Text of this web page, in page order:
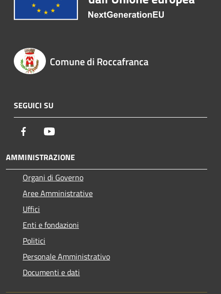
Comune di Roccafranca
SEGUICI SU
Facebook
AMMINISTRAZIONE
Organi di Governo
Aree Amministrative
Uffici
Enti e fondazioni
Politici
Personale Amministrativo
Documenti e dati